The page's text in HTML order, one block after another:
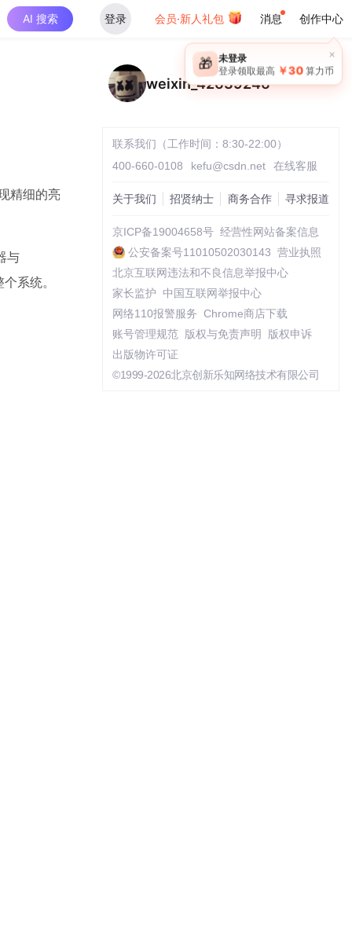
AI 搜索 登录 会员·新人礼包 消息 创作中心
×
🎁 未登录
登录领取最高 ￥30 算力币
精细的亮
与
系统。
weixin_42639246
联系我们（工作时间：8:30-22:00）
400-660-0108
kefu@csdn.net 在线客服
关于我们 招贤纳士 商务合作 寻求报道
京ICP备19004658号 经营性网站备案信息
公安备案号11010502030143 营业执照
北京互联网违法和不良信息举报中心
家长监护
中国互联网举报中心
网络110报警服务 Chrome商店下载
账号管理规范
版权与免责声明
版权申诉
出版物许可证
©1999-2026北京创新乐知网络技术有限公司